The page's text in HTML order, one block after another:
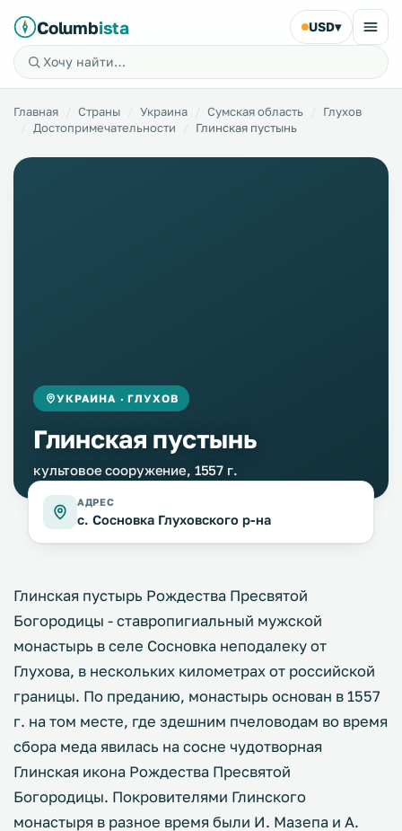
Columbista USD▾
Главная Страны Украина Сумская область
Глухов
Достопримечательности
Глинская пустынь
УКРАИНА · ГЛУХОВ
Глинская пустынь
культовое сооружение, 1557 г.
АДРЕС
с. Сосновка Глуховского р-на
Глинская пустырь Рождества Пресвятой
Богородицы - ставропигиальный мужской
монастырь в селе Сосновка неподалеку от
Глухова, в нескольких километрах от российской
границы. По преданию, монастырь основан в 1557
г. на том месте, где здешним пчеловодам во время
сбора меда явилась на сосне чудотворная
Глинская икона Рождества Пресвятой
Богородицы. Покровителями Глинского
монастыря в разное время были И. Мазепа и А.